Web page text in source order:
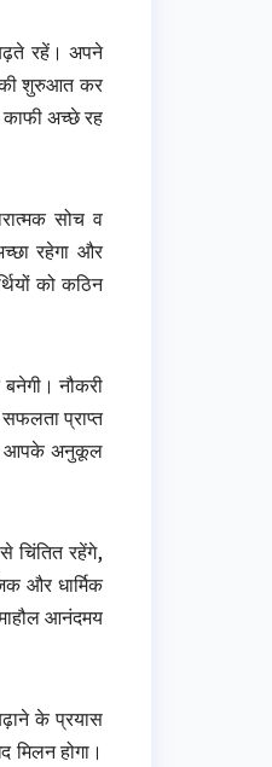
रहें। अपने
की शुरुआत कर
काफी अच्छे रह
सोच व
रहेगा और
को कठिन
नौकरी
प्राप्त
आपके अनुकूल
चिंतित रहेंगे,
और धार्मिक
आनंदमय
के प्रयास
मिलन होगा।